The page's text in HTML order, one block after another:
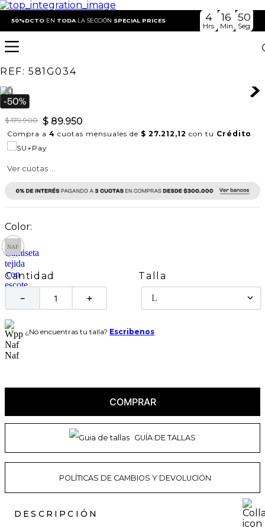
50%DCTOEN TODALA SECCIÓN SPECIAL PRICES 4
Hrs
16
Min
50
Seg
Ropa Mujer Prendas tejidas
Camiseta tejida con
escote en V
REF: 581G034
$ 179.900 $ 89.950
Compra a 4 cuotas mensuales de $ 27.212,12 con tu Crédito
Ver cuotas ...
Cantidad
＋
－
Talla
L
¿No encuentras tu talla? Escribenos
COMPRAR
GUÍA DE TALLAS
POLÍTICAS DE CAMBIOS Y DEVOLUCIÓN
DESCRIPCIÓN